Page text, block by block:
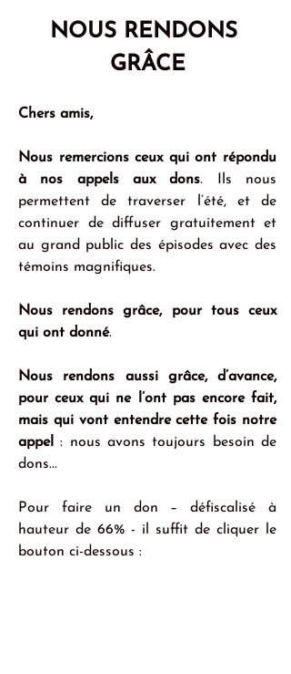
NOUS RENDONS
GRÂCE
Chers amis,
Nous remercions ceux qui ont répondu
à nos appels aux dons. Ils nous
permettent de traverser l’été, et de
continuer de diffuser gratuitement et
au grand public des épisodes avec des
témoins magnifiques.
Nous rendons grâce, pour tous ceux
qui ont donné.
Nous rendons aussi grâce, d’avance,
pour ceux qui ne l’ont pas encore fait,
mais qui vont entendre cette fois notre
appel
: nous avons toujours besoin de
dons...
Pour faire un don – défiscalisé à
hauteur de 66% - il suffit de cliquer le
bouton ci-dessous :